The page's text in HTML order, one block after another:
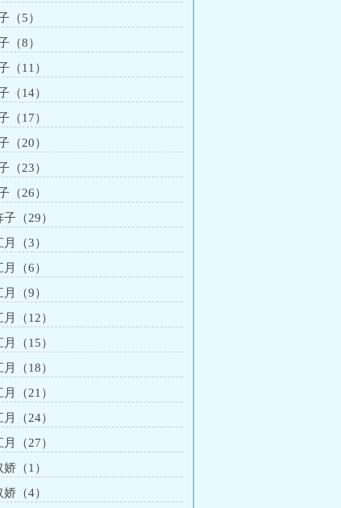
（5）
（8）
（11）
（14）
（17）
（20）
（23）
（26）
（29）
（3）
（6）
（9）
（12）
（15）
（18）
（21）
（24）
（27）
（1）
（4）